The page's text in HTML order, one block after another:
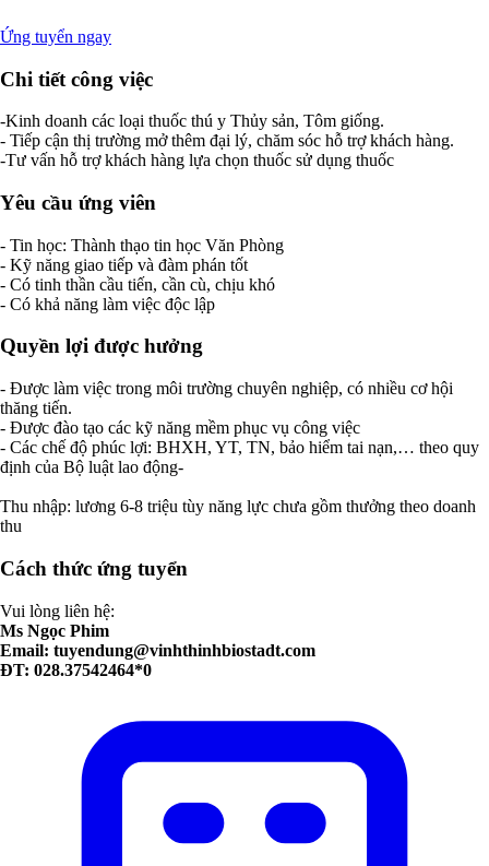
Ứng tuyển ngay
Chi tiết công việc
-Kinh doanh các loại thuốc thú y Thủy sản, Tôm giống.
- Tiếp cận thị trường mở thêm đại lý, chăm sóc hỗ trợ khách hàng.
-Tư vấn hỗ trợ khách hàng lựa chọn thuốc sử dụng thuốc
Yêu cầu ứng viên
- Tin học: Thành thạo tin học Văn Phòng
- Kỹ năng giao tiếp và đàm phán tốt
- Có tinh thần cầu tiến, cần cù, chịu khó
- Có khả năng làm việc độc lập
Quyền lợi được hưởng
- Được làm việc trong môi trường chuyên nghiệp, có nhiều cơ hội
thăng tiến.
- Được đào tạo các kỹ năng mềm phục vụ công việc
- Các chế độ phúc lợi: BHXH, YT, TN, bảo hiểm tai nạn,… theo quy
định của Bộ luật lao động-
Thu nhập: lương 6-8 triệu tùy năng lực chưa gồm thưởng theo doanh
thu
Cách thức ứng tuyển
Vui lòng liên hệ:
Ms Ngọc Phim
Email: tuyendung@vinhthinhbiostadt.com
ĐT: 028.37542464*0